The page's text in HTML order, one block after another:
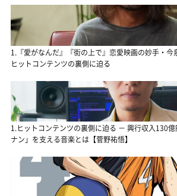
1.『愛がなんだ』『街の上で』恋愛映画の妙手・今
ヒットコンテンツの裏側に迫る
1.ヒットコンテンツの裏側に迫る － 興行収入130
ナン」を支える音楽とは【菅野祐悟】